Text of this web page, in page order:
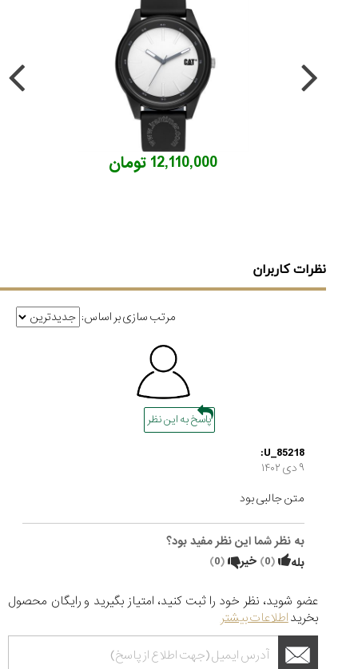
12,110,000 تومان
نظرات کاربران
مرتب سازی بر اساس:
پاسخ به این نظر
U_85218:
۹ دی ۱۴۰۲
متن جالبی بود
به نظر شما این نظر مفید بود؟
بله
(
0
) خیر (
0
)
عضو شوید، نظر خود را ثبت کنید، امتیاز بگیرید و رایگان محصول
بخریداطلاعات بیشتر